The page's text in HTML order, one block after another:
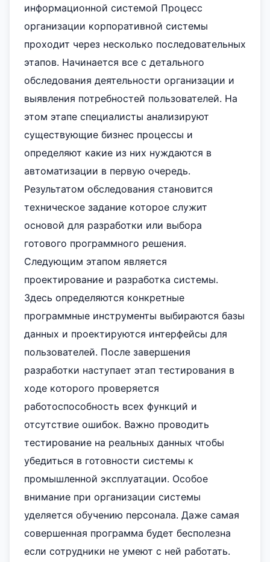
информационной системой Процесс
организации корпоративной системы
проходит через несколько последовательных
этапов. Начинается все с детального
обследования деятельности организации и
выявления потребностей пользователей. На
этом этапе специалисты анализируют
существующие бизнес процессы и
определяют какие из них нуждаются в
автоматизации в первую очередь.
Результатом обследования становится
техническое задание которое служит
основой для разработки или выбора
готового программного решения.
Следующим этапом является
проектирование и разработка системы.
Здесь определяются конкретные
программные инструменты выбираются базы
данных и проектируются интерфейсы для
пользователей. После завершения
разработки наступает этап тестирования в
ходе которого проверяется
работоспособность всех функций и
отсутствие ошибок. Важно проводить
тестирование на реальных данных чтобы
убедиться в готовности системы к
промышленной эксплуатации. Особое
внимание при организации системы
уделяется обучению персонала. Даже самая
совершенная программа будет бесполезна
если сотрудники не умеют с ней работать.